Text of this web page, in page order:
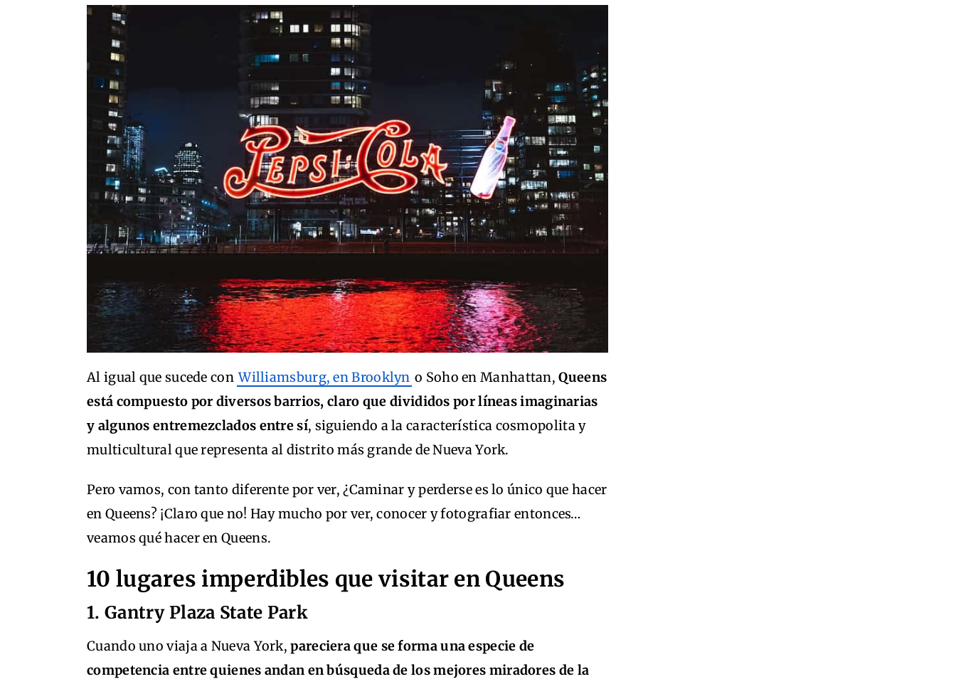
Al igual que sucede con Williamsburg, en Brooklyn o Soho en Manhattan,Queens
está compuesto por diversos barrios, claro que divididos por líneas imaginarias
y algunos entremezclados entre sí, siguiendo a la característica cosmopolita y
multicultural que representa al distrito más grande de Nueva York.
Pero vamos, con tanto diferente por ver, ¿Caminar y perderse es lo único que hacer
en Queens? ¡Claro que no! Hay mucho por ver, conocer y fotografiar entonces…
veamos qué hacer en Queens.
10 lugares imperdibles que visitar en Queens
1. Gantry Plaza State Park
Cuando uno viaja a Nueva York,pareciera que se forma una especie de
competencia entre quienes andan en búsqueda de los mejores miradores de la